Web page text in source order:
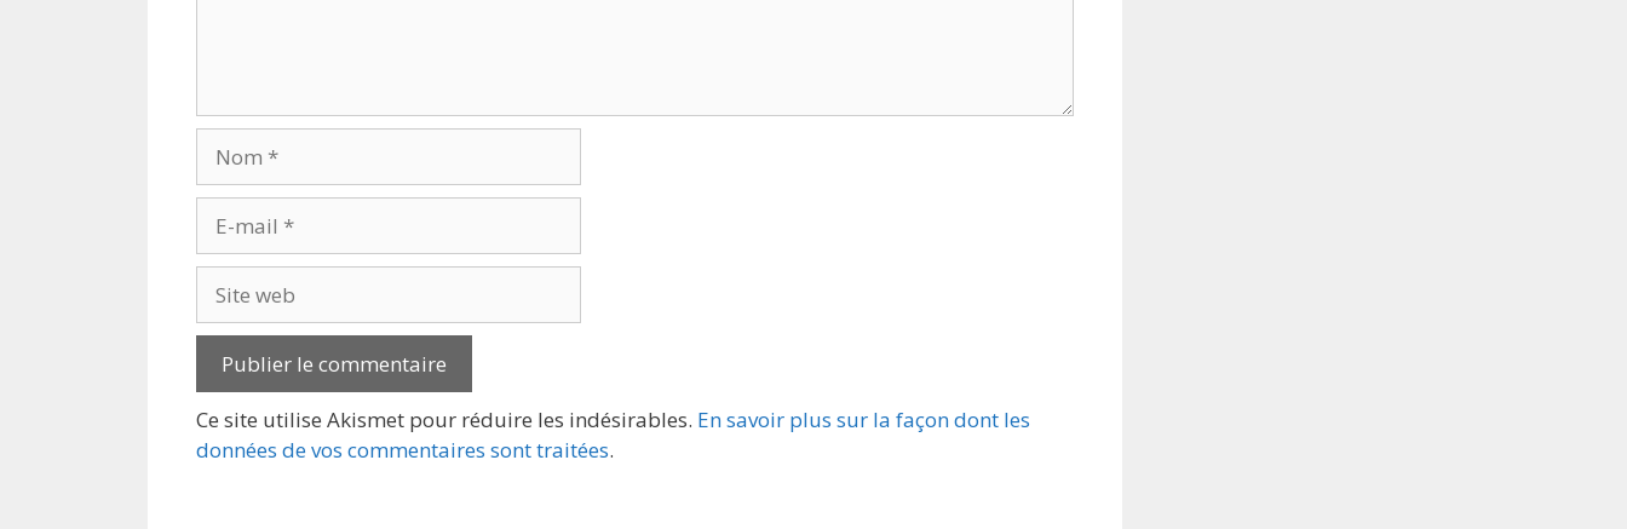
mail
web
Ce site utilise Akismet pour réduire les indésirables. En savoir plus sur la façon dont les
données de vos commentaires sont traitées.